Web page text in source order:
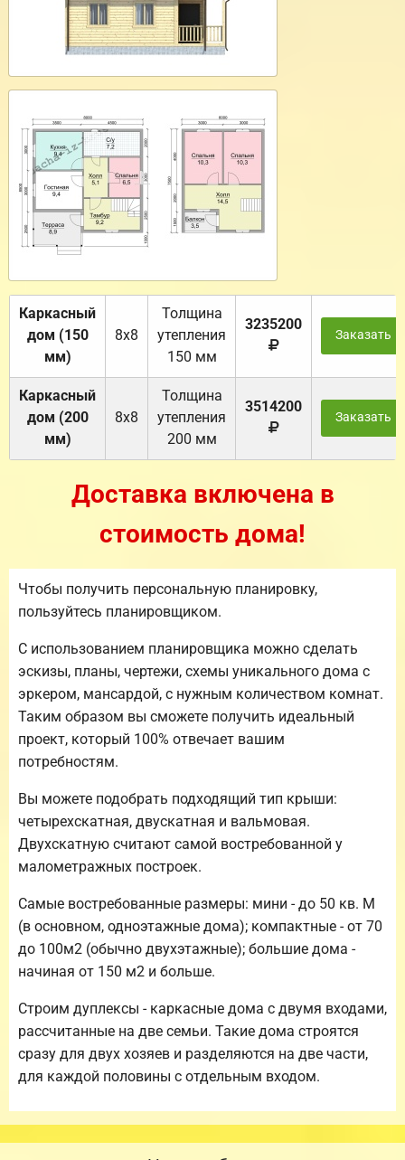
Каркасный
дом (150
мм)
8х8
Толщина
утепления
150 мм
3235200
Заказать
Каркасный
дом (200
мм)
8х8
Толщина
утепления
200 мм
3514200
Заказать
Доставка включена в
стоимость дома!
Чтобы получить персональную планировку,
пользуйтесь планировщиком.
С использованием планировщика можно сделать
эскизы, планы, чертежи, схемы уникального дома с
эркером, мансардой, с нужным количеством комнат.
Таким образом вы сможете получить идеальный
проект, который 100% отвечает вашим
потребностям.
Вы можете подобрать подходящий тип крыши:
четырехскатная, двускатная и вальмовая.
Двухскатную считают самой востребованной у
малометражных построек.
Самые востребованные размеры: мини - до 50 кв. М
(в основном, одноэтажные дома); компактные - от 70
до 100м2 (обычно двухэтажные); большие дома -
начиная от 150 м2 и больше.
Строим дуплексы - каркасные дома с двумя входами,
рассчитанные на две семьи. Такие дома строятся
сразу для двух хозяев и разделяются на две части,
для каждой половины с отдельным входом.